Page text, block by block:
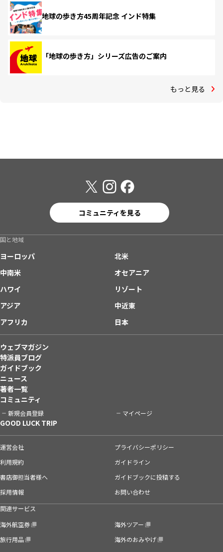
地球の歩き方45周年記念 インド特集
「地球の歩き方」シリーズ広告のご案内
もっと見る
コミュニティを見る
国と地域
ヨーロッパ
北米
中南米
オセアニア
ハワイ
リゾート
アジア
中近東
アフリカ
日本
ウェブマガジン
特派員ブログ
ガイドブック
ニュース
著者一覧
コミュニティ
新規会員登録 マイページ
GOOD LUCK TRIP
運営会社
プライバシーポリシー
利用規約
ガイドライン
書店御担当者様へ
ガイドブックに投稿する
採用情報
お問い合わせ
関連サービス
海外航空券
海外ツアー
旅行用品
海外のおみやげ